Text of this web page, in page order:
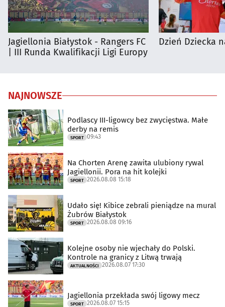
Jagiellonia Białystok - Rangers FC
| III Runda Kwalifikacji Ligi Europy
Dzień Dziecka
NAJNOWSZE
Podlascy III-ligowcy bez zwycięstwa. Małe
derby na remis
SPORT 09:43
Na Chorten Arenę zawita ulubiony rywal
Jagiellonii. Pora na hit kolejki
SPORT 2026.08.08 15:18
Udało się! Kibice zebrali pieniądze na mural
Żubrów Białystok
SPORT 2026.08.08 09:16
Kolejne osoby nie wjechały do Polski.
Kontrole na granicy z Litwą trwają
AKTUALNOŚCI 2026.08.07 17:30
Jagiellonia przekłada swój ligowy mecz
SPORT 2026.08.07 15:15